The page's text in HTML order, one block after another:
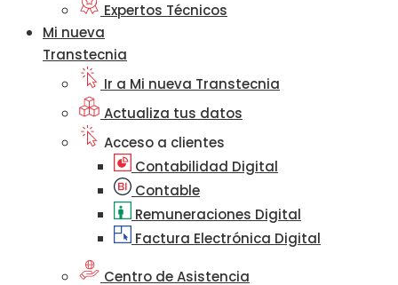
Expertos Técnicos
Mi nueva
Transtecnia
Ir a Mi nueva Transtecnia
Actualiza tus datos
Acceso a clientes
Contabilidad Digital
Contable
Remuneraciones Digital
Factura Electrónica Digital
Centro de Asistencia